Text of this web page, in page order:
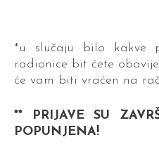
*u slučaju bilo kakve
radionice bit ćete
će vam biti vraćen na
** PRIJAVE SU
POPUNJENA!